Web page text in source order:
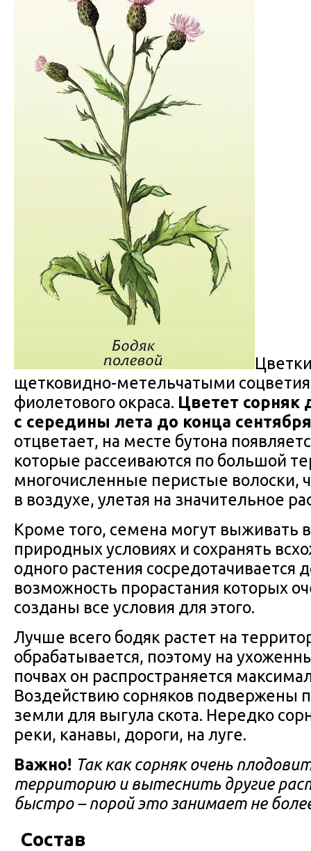
щетковидно-метельчатыми
фиолетового окраса. Цветет сорняк
с середины лета до конца
отцветает, на месте бутона
которые рассеиваются по большой
многочисленные перистые волоски,
в воздухе, улетая на значительное
Кроме того, семена могут выживать
природных условиях и сохранять
одного растения сосредотачивается
возможность прорастания которых
созданы все условия для этого.
Лучше всего бодяк растет на
обрабатывается, поэтому на
почвах он распространяется
Воздействию сорняков подвержены
земли для выгула скота. Нередко
реки, канавы, дороги, на луге.
Важно! Так как сорняк очень
территорию и вытеснить другие
быстро – порой это занимает не
Состав